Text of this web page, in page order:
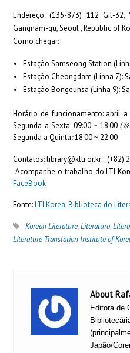
Endereço: (135-873) 112 Gil-32,
Gangnam-gu, Seoul , Republic of
Como chegar:
Estação Samseong Station
Estação Cheongdam (Linha 7):
Estação Bongeunsa (Linha 9):
Horário de funcionamento: abril a
Segunda a Sexta: 09:00 ~ 18:00(※
Segunda a Quinta:18:00 ~ 22:00
Contatos:library@klti.or.kr :: (+82)
Acompanhe o trabalho do LTI
FaceBook
Fonte:LTI Korea,Biblioteca do
Korean Literature,Literatura,
Literature Translation Institute of
About
Editora de
Japão/